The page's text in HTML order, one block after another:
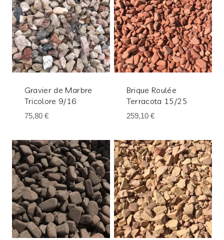
Gravier de Marbre
Tricolore 9/16
75,80 €
Brique Roulée
Terracota 15/25
259,10 €